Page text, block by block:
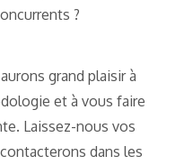
?
grand plaisir à
et à vous faire
Laissez-nous vos
dans les